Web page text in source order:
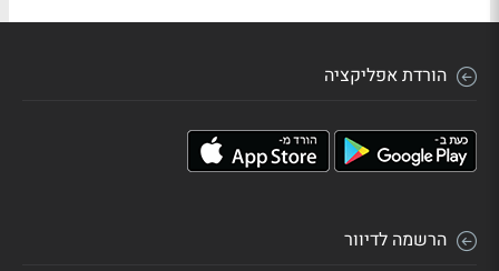
הורדת אפליקציה
הרשמה לדיוור